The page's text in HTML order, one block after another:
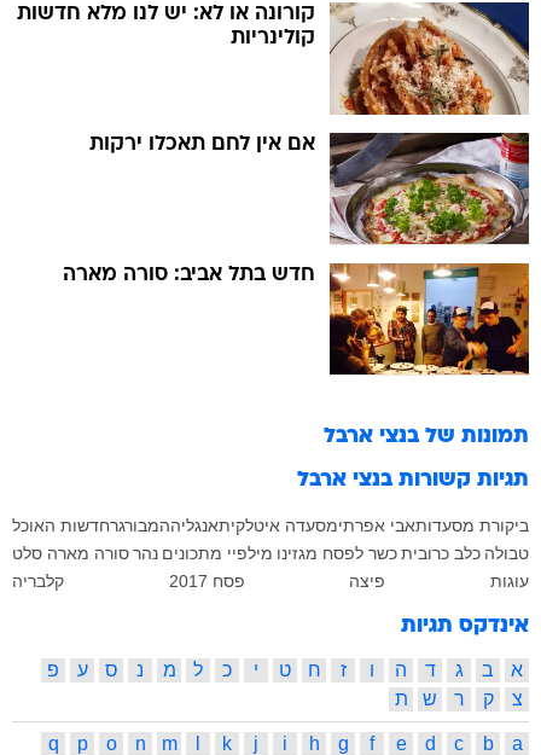
קורונה או לא: יש לנו מלא חדשות
קולינריות
אם אין לחם תאכלו ירקות
חדש בתל אביב: סורה מארה
תמונות של בנצי ארבל
תגיות קשורות בנצי ארבל
ביקורת מסעדותאבי אפרתימסעדה איטלקיתאנגליההמבורגרחדשות האוכל
טבולה כלב כרובית כשר לפסח מגזינו מילפיי מתכונים נהר סורה מארה סלט
עוגות
פיצה פסח 2017 קלבריה
אינדקס תגיות
א ב ג ד ה ו ז ח ט י כ ל מ נ ס ע
פ
צ
ק ר ש ת
a
b
c
d
e
f
g
h
i
j
k
m
n
o
p
q